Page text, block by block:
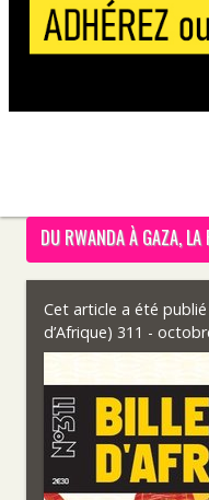
DU RWANDA À GAZA, LA
Cet article a été
d’Afrique) 311 -